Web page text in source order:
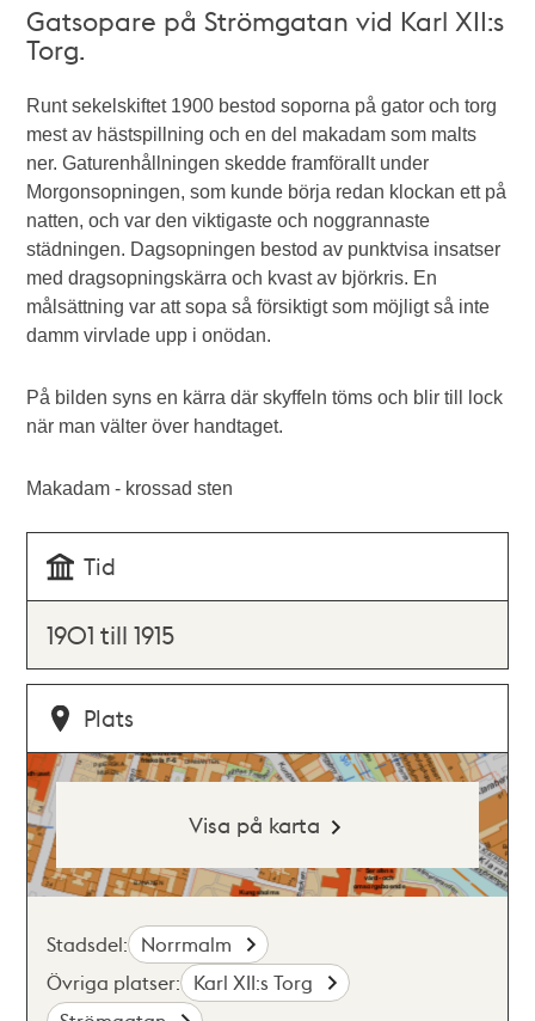
Gatsopare på Strömgatan vid Karl XII:s
Torg.
Runt sekelskiftet 1900 bestod soporna på gator och torg
mest av hästspillning och en del makadam som malts
ner. Gaturenhållningen skedde framförallt under
Morgonsopningen, som kunde börja redan klockan ett på
natten, och var den viktigaste och noggrannaste
städningen. Dagsopningen bestod av punktvisa insatser
med dragsopningskärra och kvast av björkris. En
målsättning var att sopa så försiktigt som möjligt så inte
damm virvlade upp i onödan.
På bilden syns en kärra där skyffeln töms och blir till lock
när man välter över handtaget.
Makadam - krossad sten
Tid
1901 till 1915
Plats
Visa på karta
Stadsdel: Norrmalm
Övriga platser: Karl XII:s Torg